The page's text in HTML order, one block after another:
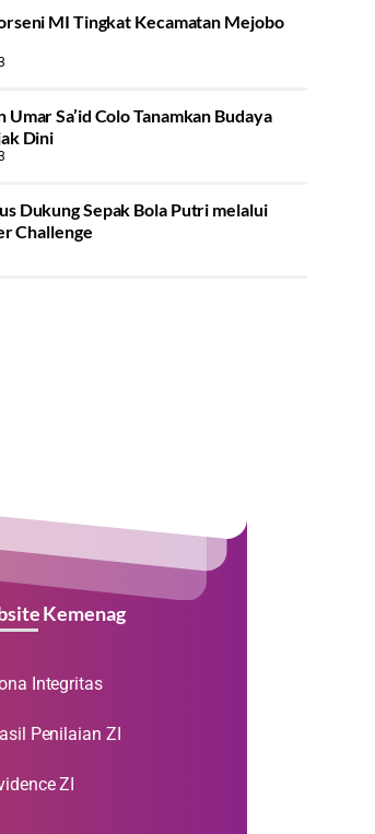
MI Tingkat Kecamatan Mejobo
Umar Sa’id Colo Tanamkan Budaya
Dini
Dukung Sepak Bola Putri melalui
Challenge
Kemenag
Integritas
Penilaian ZI
ZI